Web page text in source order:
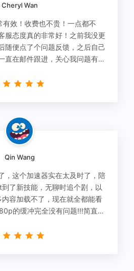
Cheryl Wan
效！收费也不贵！一点都不
服态度真的非常好！之前我没更
随便点了个问题反馈，之后自己
直在邮件跟进，关心我问题有没
Qin Wang
，这个加速器实在太及时了，陪
了新技能，无聊时追个剧，以
容加载不了，现在就全都能看
的缓冲完全没有问题!!!简直救